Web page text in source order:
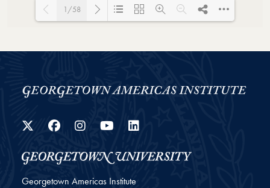
1/58
Twitter
Facebook
Instagram
YouTube
Georgetown Americas Institute